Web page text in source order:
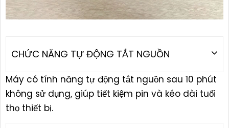
CHỨC NĂNG TỰ ĐỘNG TẮT NGUỒN
Máy có tính năng tự động tắt nguồn sau 10 phút
không sử dụng, giúp tiết kiệm pin và kéo dài tuổi
thọ thiết bị.